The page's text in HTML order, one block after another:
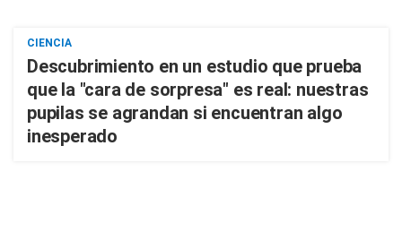
CIENCIA
Descubrimiento en un estudio que prueba
que la "cara de sorpresa" es real: nuestras
pupilas se agrandan si encuentran algo
inesperado